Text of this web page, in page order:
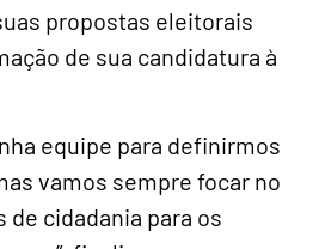
propostas eleitorais
de sua candidatura à
equipe para definirmos
vamos sempre focar no
de cidadania para os